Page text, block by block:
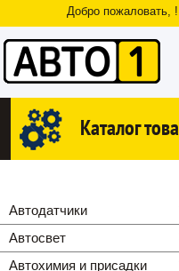
Добро пожаловать, !
Каталог
Автодатчики
Автосвет
Автохимия и присадки